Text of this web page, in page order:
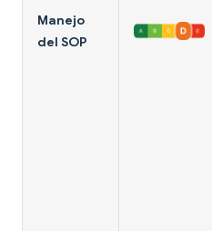
Manejo
del SOP